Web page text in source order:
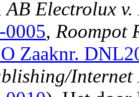
AB Electrolux
, Roompot
Zaaknr.